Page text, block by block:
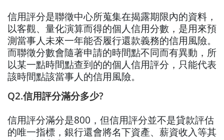
信用評分是聯徵中心所蒐集在揭露期限內的資料，
以客觀、量化演算而得的個人信用分數，是用來預
測當事人未來一年能否履行還款義務的信用風險。
而聯徵分數會隨著申請的時間點不同而有異動，所
以某一點時間點查到的的個人信用評分，只能代表
該時間點該當事人的信用風險。
Q2.信用評分滿分多少?
信用評分滿分是800，但信用評分並不是貸款評估
的唯一指標，銀行還會將名下資產、薪資收入等其